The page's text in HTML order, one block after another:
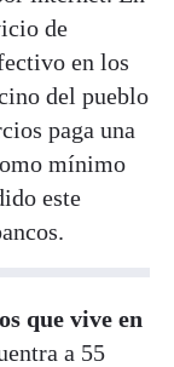
de
en los
del pueblo
paga una
mínimo
este
que vive en
a 55